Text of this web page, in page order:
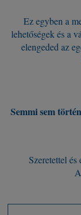
Ez egyben a
lehetőségek és a
elengeded az
Semmi sem
Szeretettel